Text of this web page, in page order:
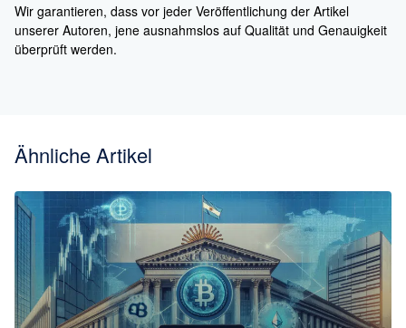
Wir garantieren, dass vor jeder Veröffentlichung der Artikel
unserer Autoren, jene ausnahmslos auf Qualität und Genauigkeit
überprüft werden.
Ähnliche Artikel